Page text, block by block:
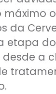
da
etapa do
a